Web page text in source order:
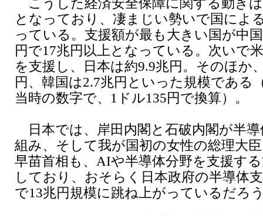
となっており、凄まじい勢いで国によ
っている。支援額が最も大きい国が中
円で17兆円以上となっている。次いで
を支援し、日本は約9.9兆円。そのほか
円、韓国は2.7兆円といった規模である
当時の数字で、1ドル135円で換算）。
日本では、岸田内閣と石破内閣が半
組み、そして我が国初の女性の総理大
早苗首相も、AIや半導体分野を支援す
しており、おそらく日本政府の半導体
で13兆円規模に跳ね上がっているだろ